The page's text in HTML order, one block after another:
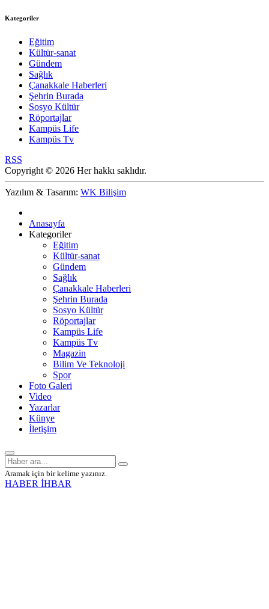
Kategoriler
Eğitim
Kültür-sanat
Gündem
Sağlık
Çanakkale Haberleri
Şehrin Burada
Sosyo Kültür
Röportajlar
Kampüs Life
Kampüs Tv
RSS
Copyright © 2026 Her hakkı saklıdır.
Yazılım & Tasarım: WK Bilişim
Anasayfa
Kategoriler
Eğitim
Kültür-sanat
Gündem
Sağlık
Çanakkale Haberleri
Şehrin Burada
Sosyo Kültür
Röportajlar
Kampüs Life
Kampüs Tv
Magazin
Bilim Ve Teknoloji
Spor
Foto Galeri
Video
Yazarlar
Künye
İletişim
Aramak için bir kelime yazınız.
HABER İHBAR